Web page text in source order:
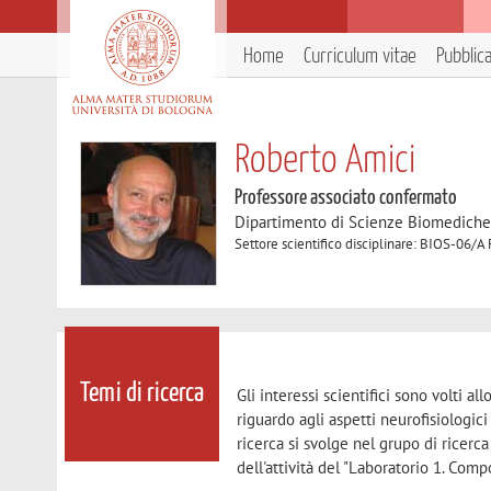
Home Curriculum vitae
Roberto Amici
Professore associato confermato
Dipartimento di Scienze
Settore scientifico disciplinare: BIOS-06/A
Temi di ricerca
Gli interessi scientifici sono volti
riguardo agli aspetti
ricerca si svolge nel grupo di
dell'attività del "Laboratorio 1.